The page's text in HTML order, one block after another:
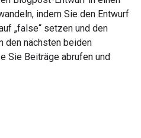
indem Sie den Entwurf
„false“ setzen und den
den nächsten beiden
Sie Beiträge abrufen und